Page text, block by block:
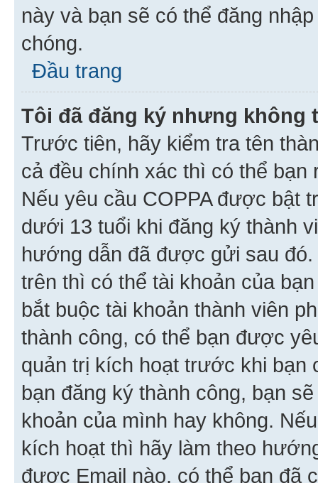
này và bạn sẽ có thể đăng
chóng.
Đầu trang
Tôi đã đăng ký nhưng không
Trước tiên, hãy kiểm tra tên
cả đều chính xác thì có thể
Nếu yêu cầu COPPA được bật
dưới 13 tuổi khi đăng ký thành
hướng dẫn đã được gửi sau
trên thì có thể tài khoản của
bắt buộc tài khoản thành viên
thành công, có thể bạn được
quản trị kích hoạt trước khi bạn
bạn đăng ký thành công, bạn
khoản của mình hay không.
kích hoạt thì hãy làm theo
được Email nào, có thể bạn đã